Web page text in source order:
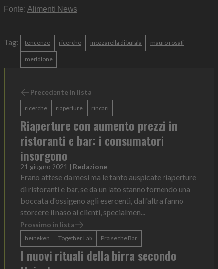
Fonte: Alimenti News
Tag: tendenze ricerche mozzarella di bufala mauro rosati
meridione
Precedente in lista
ricerche riaperture rincari
Riaperture con aumento prezzi in
ristoranti e bar: i consumatori
insorgono
21 giugno 2021 | Redazione
Erano attese da mesi ma le tanto auspicate riaperture
di ristoranti e bar, se da un lato stanno fornendo una
boccata d'ossigeno agli esercenti, dall'altra fanno
storcere il naso ai clienti, specialmen...
Prossimo in lista
heineken Together Lab Praise the Bar
I nuovi rituali della birra secondo